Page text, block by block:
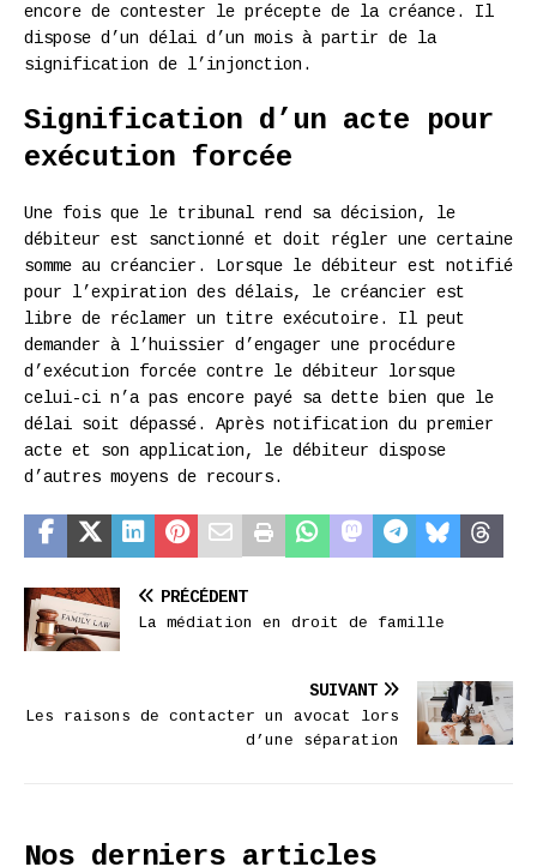
encore de contester le précepte de la créance. Il
dispose d’un délai d’un mois à partir de la
signification de l’injonction.
Signification d’un acte pour
exécution forcée
Une fois que le tribunal rend sa décision, le
débiteur est sanctionné et doit régler une certaine
somme au créancier. Lorsque le débiteur est notifié
pour l’expiration des délais, le créancier est
libre de réclamer un titre exécutoire. Il peut
demander à l’huissier d’engager une procédure
d’exécution forcée contre le débiteur lorsque
celui-ci n’a pas encore payé sa dette bien que le
délai soit dépassé. Après notification du premier
acte et son application, le débiteur dispose
d’autres moyens de recours.
PRÉCÉDENT
La médiation en droit de famille
SUIVANT
Les raisons de contacter un avocat lors
d’une séparation
Nos derniers articles